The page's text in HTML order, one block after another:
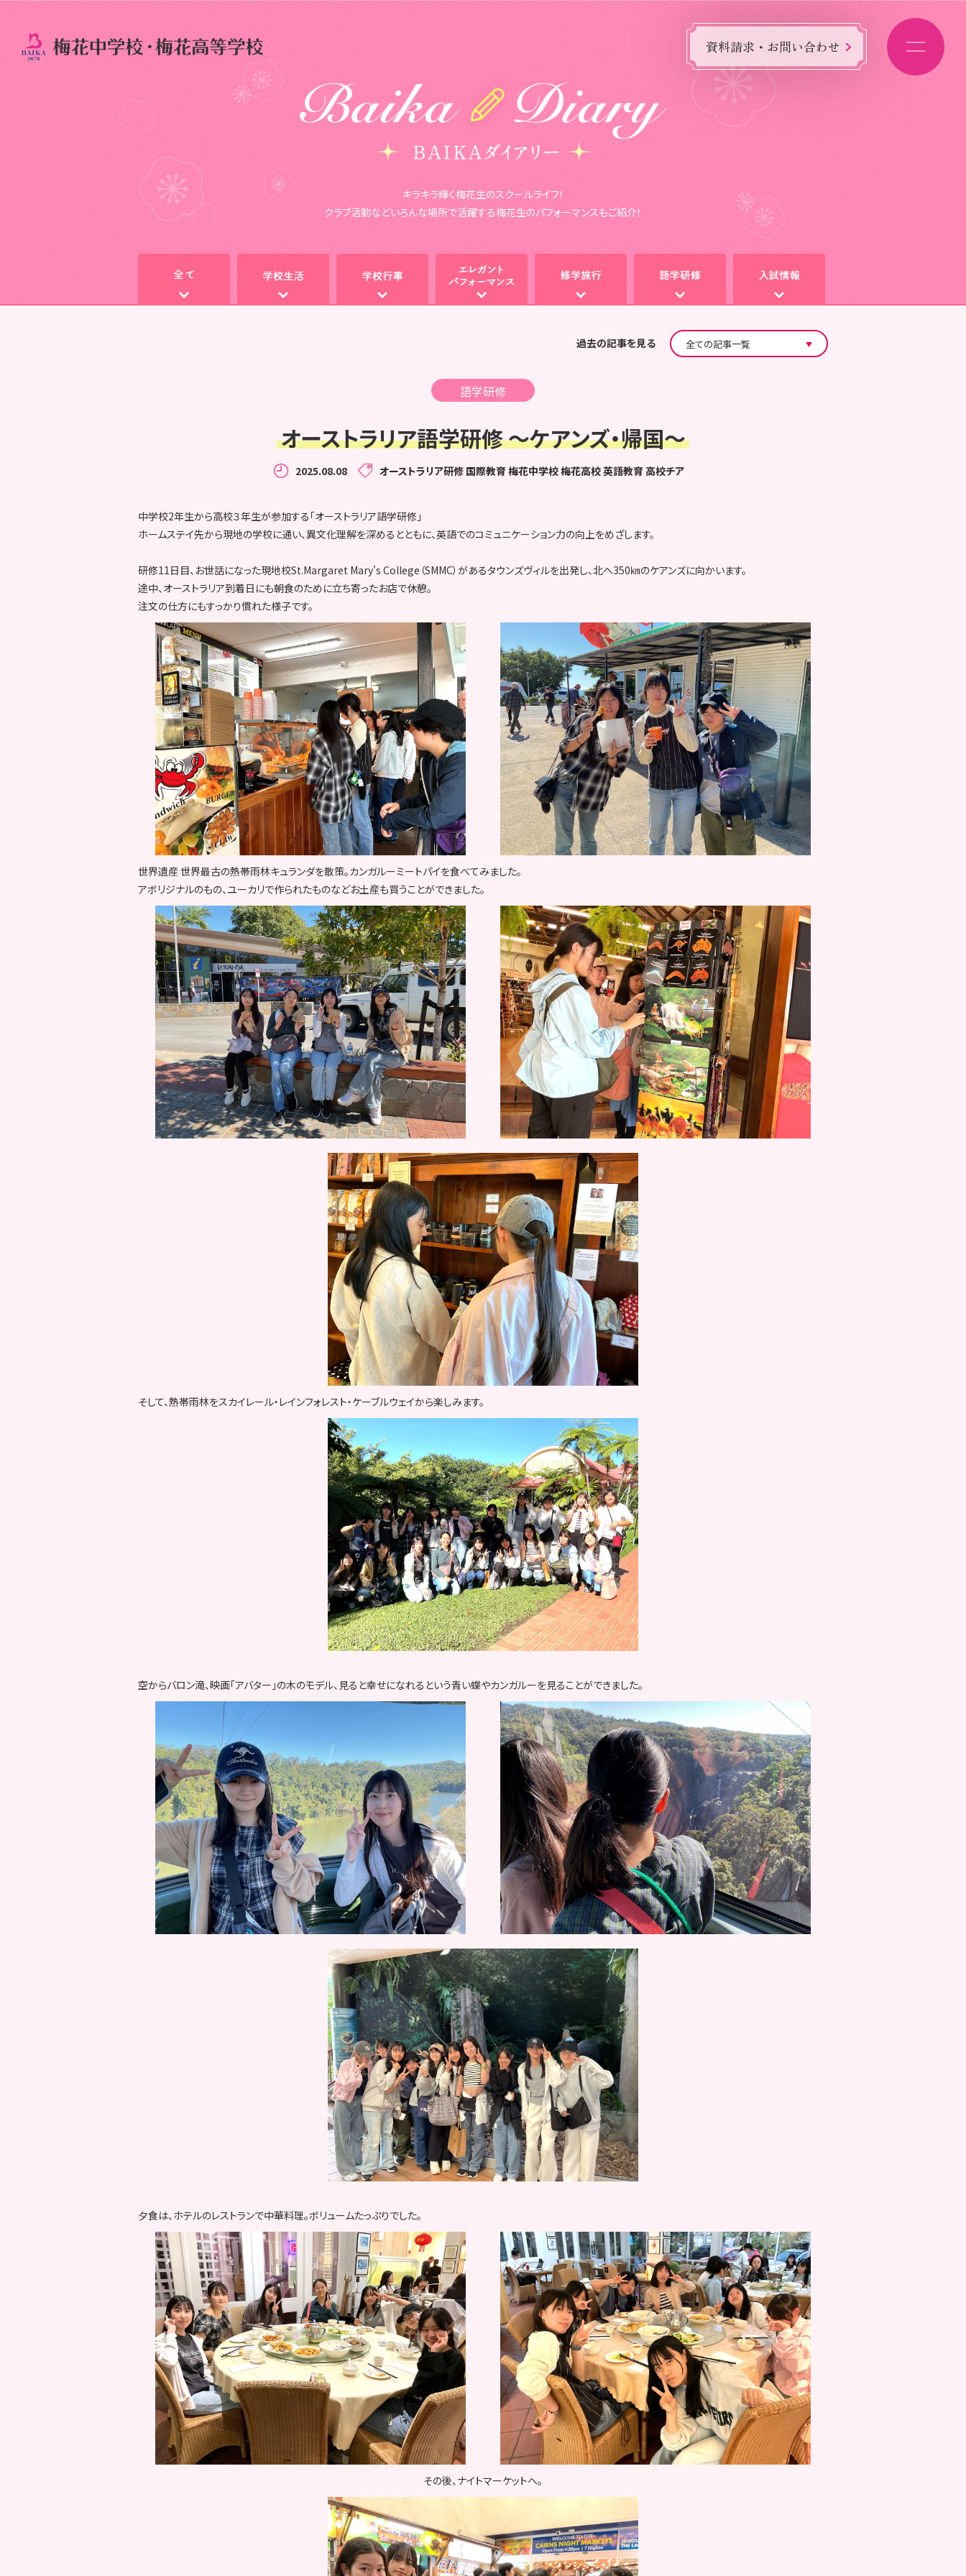
資料請求・お問い合わせ
キラキラ輝く梅花生のスクールライフ！
クラブ活動などいろんな場所で活躍する梅花生のパフォーマンスもご紹介！
過去の記事を見る
語学研修
オーストラリア語学研修 ～ケアンズ・帰国～
2025.08.08 オーストラリア研修 国際教育梅花中学校梅花高校英語教育 高校チア
中学校2年生から高校３年生が参加する「オーストラリア語学研修」
ホームステイ先から現地の学校に通い、異文化理解を深めるとともに、英語でのコミュニケーション力の向上をめざします。
研修11日目、お世話になった現地校St.Margaret Mary's College（SMMC）があるタウンズヴィルを出発し、北へ350㎞のケアンズに向かいます。
途中、オーストラリア到着日にも朝食のために立ち寄ったお店で休憩。
注文の仕方にもすっかり慣れた様子です。
世界遺産 世界最古の熱帯雨林キュランダを散策。カンガルーミートパイを食べてみました。
アボリジナルのもの、ユーカリで作られたものなどお土産も買うことができました。
そして、熱帯雨林をスカイレール・レインフォレスト・ケーブルウェイから楽しみます。
空からバロン滝、映画「アバター」の木のモデル、見ると幸せになれるという青い蝶やカンガルーを見ることができました。
夕食は、ホテルのレストランで中華料理。ボリュームたっぷりでした。
その後、ナイトマーケットへ。